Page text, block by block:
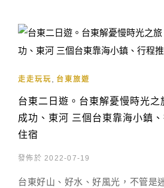
走走玩玩 台東旅遊
台東二日遊。台東解憂慢時光之
成功、東河 三個台東靠海小鎮
住宿
發佈於 2022-07-19
台東好山、好水、好風光，不管是